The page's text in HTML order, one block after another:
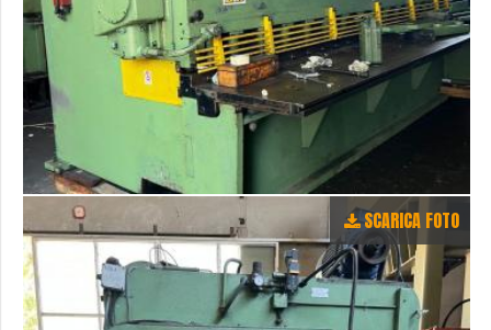
SCARICA FOTO